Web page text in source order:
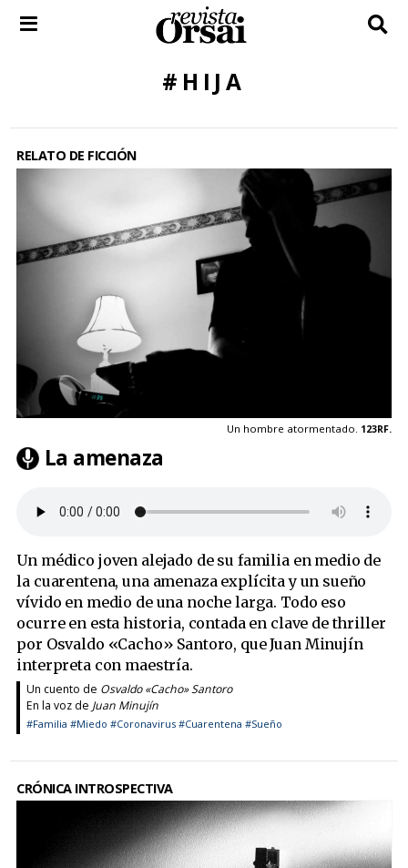
#HIJA
RELATO DE FICCIÓN
Un hombre atormentado. 123RF.
La amenaza
Un médico joven alejado de su familia en medio de
la cuarentena, una amenaza explícita y un sueño
vívido en medio de una noche larga. Todo eso
ocurre en esta historia, contada en clave de thriller
por Osvaldo «Cacho» Santoro, que Juan Minujín
interpreta con maestría.
Un cuento de Osvaldo «Cacho» Santoro
En la voz de Juan Minujín
#Familia #Miedo #Coronavirus #Cuarentena #Sueño
CRÓNICA INTROSPECTIVA